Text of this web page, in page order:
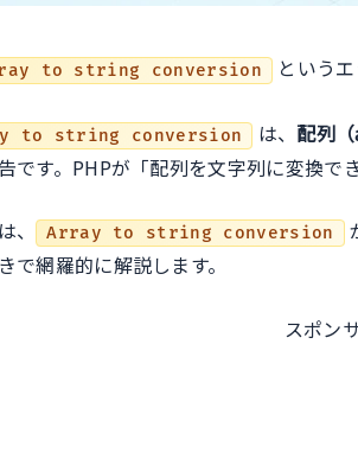
to string conversion というエ
to string conversion は、 配列
です。PHPが「配列を文字列に変換で
、 Array to string conversion
で網羅的に解説します。
スポン